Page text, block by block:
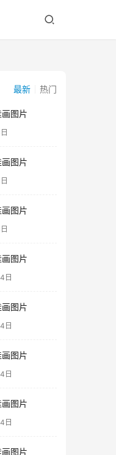
最新 热门
图片
图片
图片
图片
日
图片
日
图片
日
图片
日
图片